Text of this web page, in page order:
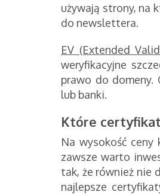
używają strony, na
do newslettera.
EV (Extended
weryfikacyjne
prawo do domeny.
lub banki.
Które
Na wysokość ceny
zawsze warto
tak, że również nie
najlepsze